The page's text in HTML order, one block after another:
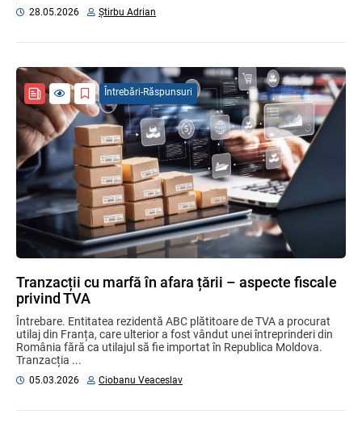
28.05.2026 Știrbu Adrian
Întrebări-Răspunsuri
Tranzacții cu marfă în afara țării – aspecte fiscale
privind TVA
Întrebare. Entitatea rezidentă ABC plătitoare de TVA a procurat
utilaj din Franța, care ulterior a fost vândut unei întreprinderi din
România fără ca utilajul să fie importat în Republica Moldova.
Tranzacția ...
05.03.2026 Ciobanu Veaceslav